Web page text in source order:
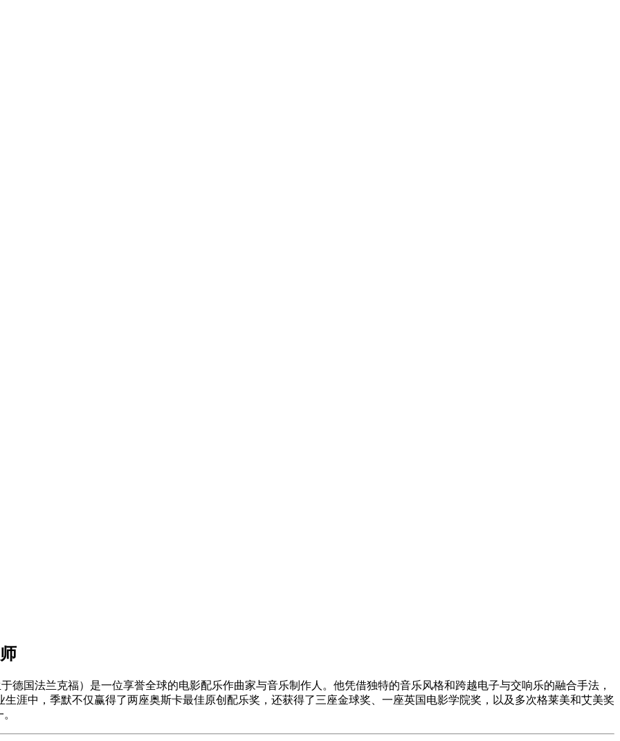
于德国法兰克福）是一位享誉全球的电影配乐作曲家与音乐制作人。他凭借独特的音乐风格和跨越电子与交响乐的融合手法，
涯中，季默不仅赢得了两座奥斯卡最佳原创配乐奖，还获得了三座金球奖、一座英国电影学院奖，以及多次格莱美和艾美奖